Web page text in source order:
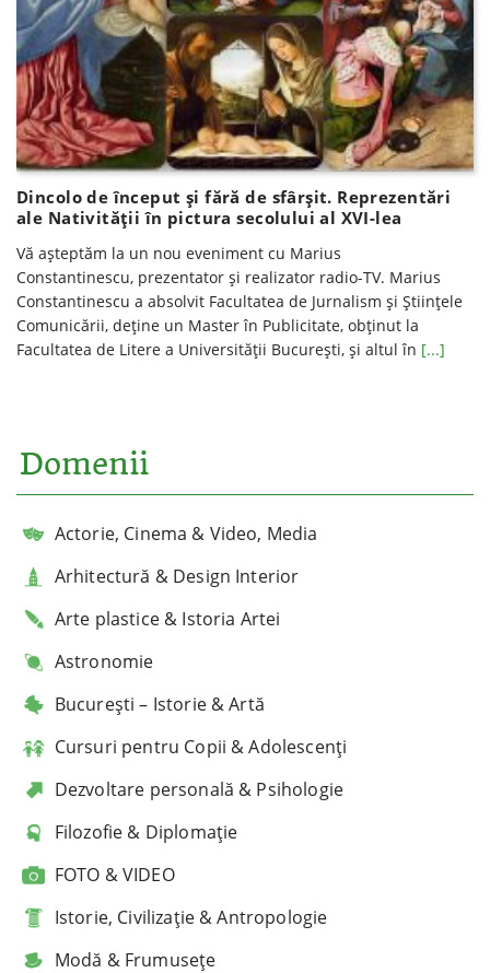
Dincolo de început şi fără de sfârşit. Reprezentări
ale Nativităţii în pictura secolului al XVI-lea
Vă așteptăm la un nou eveniment cu Marius
Constantinescu, prezentator şi realizator radio-TV. Marius
Constantinescu a absolvit Facultatea de Jurnalism şi Ştiinţele
Comunicării, deţine un Master în Publicitate, obţinut la
Facultatea de Litere a Universităţii Bucureşti, şi altul în [...]
Domenii
Actorie, Cinema & Video, Media
Arhitectură & Design Interior
Arte plastice & Istoria Artei
Astronomie
București – Istorie & Artă
Cursuri pentru Copii & Adolescenți
Dezvoltare personală & Psihologie
Filozofie & Diplomație
FOTO & VIDEO
Istorie, Civilizație & Antropologie
Modă & Frumusețe